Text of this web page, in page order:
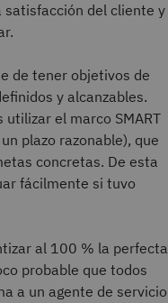
satisfacción del cliente y
de tener objetivos de
y alcanzables.
el marco SMART
plazo razonable), que
concretas. De esta
fácilmente si tuvo
al 100 % la perfecta
probable que todos
a un agente de servicio